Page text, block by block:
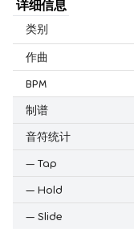
详细信息
类别
作曲
BPM
制谱
音符统计
— Tap
— Hold
— Slide